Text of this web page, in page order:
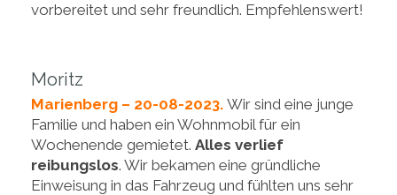
vorbereitet und sehr freundlich. Empfehlenswert!
Moritz
Marienberg – 20-08-2023. Wir sind eine junge
Familie und haben ein Wohnmobil für ein
Wochenende gemietet. Alles verlief
reibungslos. Wir bekamen eine gründliche
Einweisung in das Fahrzeug und fühlten uns sehr